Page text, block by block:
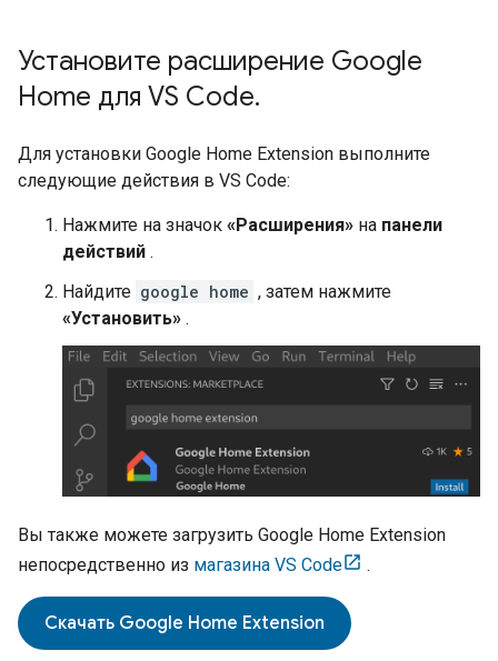
Установите расширение Google
Home для VS Code.
Для установки Google Home Extension выполните
следующие действия в VS Code:
Нажмите на значок «Расширения» на панели
действий .
Найдите google home , затем нажмите
«Установить» .
Вы также можете загрузить Google Home Extension
непосредственно из магазина VS Code .
Скачать Google Home Extension